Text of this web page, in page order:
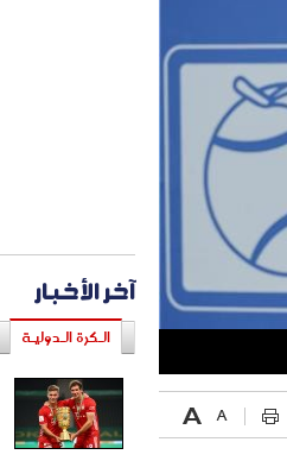
آخر الأخبار
الـكرة الـدوليـة